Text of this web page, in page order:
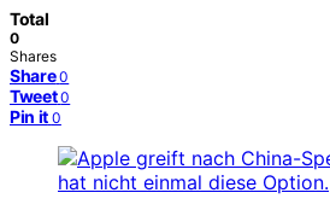
Total
0
Shares
Share 0
Tweet 0
Pin it 0